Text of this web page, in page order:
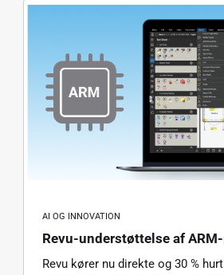
AI OG INNOVATION
Revu-understøttelse af
Revu kører nu direkte og 30 %